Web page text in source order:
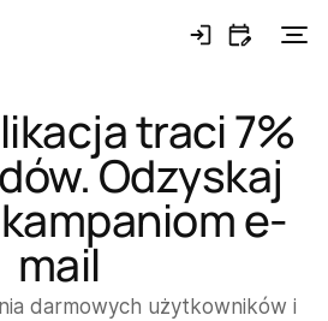
traci 7%
Odzyskaj
e-
mail
darmowych użytkowników i